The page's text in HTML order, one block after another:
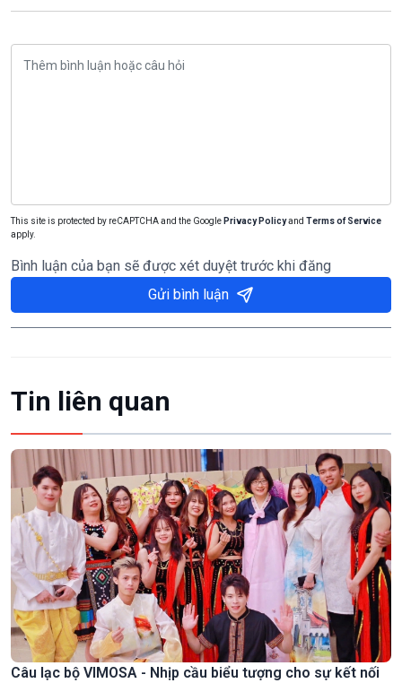
This site is protected by reCAPTCHA and the Google Privacy Policyand Terms of Service
apply.
Bình luận của bạn sẽ được xét duyệt trước khi đăng
Gửi bình luận
Tin liên quan
Câu lạc bộ VIMOSA - Nhịp cầu biểu tượng cho sự kết nối